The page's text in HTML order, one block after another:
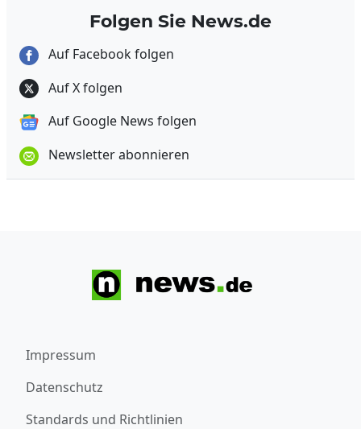
Folgen Sie News.de
Auf Facebook folgen
Auf X folgen
Auf Google News folgen
Newsletter abonnieren
Impressum
Datenschutz
Standards und Richtlinien